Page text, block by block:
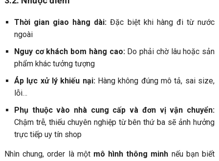
Thời gian giao hàng dài: Đặc biệt khi hàng đi từ nước
ngoài
Nguy cơ khách bom hàng cao:Do phải chờ lâu hoặc sản
phẩm khác tưởng tượng
Áp lực xử lý khiếu nại:Hàng không đúng mô tả, sai size,
lỗi…
Phụ thuộc vào nhà cung cấp và đơn vị vận chuyển:
Chậm trễ, thiếu chuyên nghiệp từ bên thứ ba sẽ ảnh hưởng
trực tiếp uy tín shop
Nhìn chung, order là một mô hình thông minh nếu bạn biết